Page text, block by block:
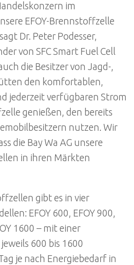
im
EFOY-Brennstoffzelle
Dr. Peter Podesser,
von SFC Smart Fuel Cell
die Besitzer von Jagd-,
den komfortablen,
jederzeit verfügbaren Strom
genießen, den bereits
nutzen. Wir
die Bay Wa AG unsere
in ihren Märkten
gibt es in vier
EFOY 600, EFOY 900,
1600 – mit einer
600 bis 1600
je nach Energiebedarf in